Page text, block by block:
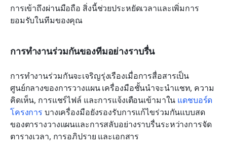
การเข้าถึงผ่านมือถือ สิ่งนี้ช่วยประหยัดเวลาและเพิ่มการ
ยอมรับในทีมของคุณ
การทำงานร่วมกันของทีมอย่างราบรื่น
การทำงานร่วมกันจะเจริญรุ่งเรืองเมื่อการสื่อสารเป็น
ศูนย์กลางของการวางแผน เครื่องมือชั้นนำจะนำแชท, ความ
คิดเห็น, การแชร์ไฟล์ และการแจ้งเตือนเข้ามาใน แดชบอร์ด
โครงการ บางเครื่องมือยังรองรับการแก้ไขร่วมกันแบบสด
ของตารางวางแผนและการสลับอย่างราบรื่นระหว่างการจัด
ตารางเวลา, การอภิปราย และเอกสาร